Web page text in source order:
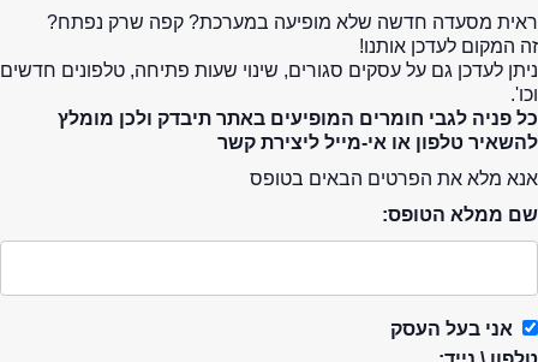
ראית מסעדה חדשה שלא מופיעה במערכת? קפה שרק נפתח?
זה המקום לעדכן אותנו!
ניתן לעדכן גם על עסקים סגורים, שינוי שעות פתיחה, טלפונים חדשים
וכו'.
כל פניה לגבי חומרים המופיעים באתר תיבדק ולכן מומלץ
להשאיר טלפון או אי-מייל ליצירת קשר
אנא מלא את הפרטים הבאים בטופס
שם ממלא הטופס:
אני בעל העסק